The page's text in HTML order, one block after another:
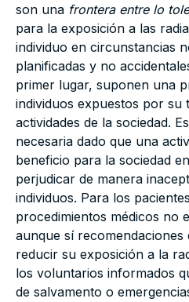
son una frontera entre lo
para la exposición a las
individuo en circunstancias
planificadas y no
primer lugar, suponen una
individuos expuestos por su
actividades de la sociedad.
necesaria dado que una
beneficio para la sociedad
perjudicar de manera
individuos. Para los
procedimientos médicos no
aunque sí
reducir su exposición a la
los voluntarios informados
de salvamento o